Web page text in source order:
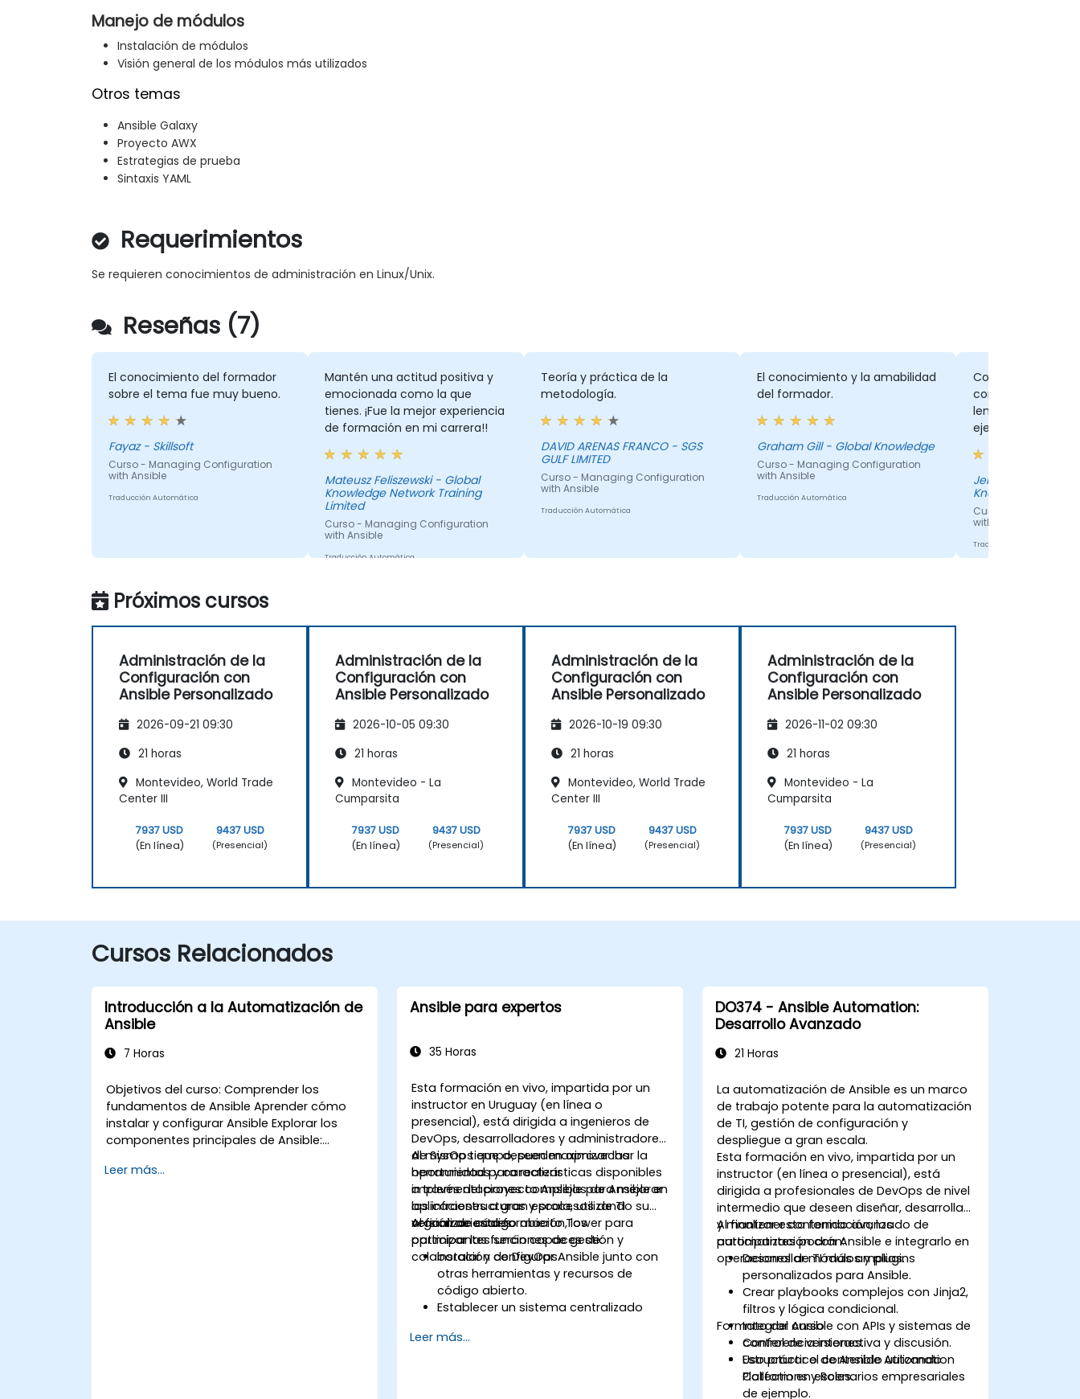
Manejo de módulos
Instalación de módulos
Visión general de los módulos más utilizados
Otros temas
Ansible Galaxy
Proyecto AWX
Estrategias de prueba
Sintaxis YAML
Requerimientos
Se requieren conocimientos de administración en Linux/Unix.
Reseñas (7)
El conocimiento del formador
sobre el tema fue muy bueno.
Fayaz - Skillsoft
Curso - Managing Configuration
with Ansible
Traducción Automática
Mantén una actitud positiva y
emocionada como la que
tienes. ¡Fue la mejor experiencia
de formación en mi carrera!!
Mateusz Feliszewski - Global
Knowledge Network Training
Limited
Curso - Managing Configuration
with Ansible
Traducción Automática
Teoría y práctica de la
metodología.
DAVID ARENAS FRANCO - SGS
GULF LIMITED
Curso - Managing Configuration
with Ansible
Traducción Automática
El conocimiento y la amabilidad
del formador.
Graham Gill - Global Knowledge
Curso - Managing Configuration
with Ansible
Traducción Automática
Comenzando
completo y
lentamente con
ejemplos
Jeroen Ledeboer -
Knowledge
Curso - Managing
with Ansible
Traducción Automática
Próximos cursos
Administración de la
Configuración con
Ansible Personalizado
2026-09-21 09:30
21 horas
Montevideo, World Trade
Center III
7937 USD
(En línea)
9437 USD
(Presencial)
Administración de la
Configuración con
Ansible Personalizado
2026-10-05 09:30
21 horas
Montevideo - La
Cumparsita
7937 USD
(En línea)
9437 USD
(Presencial)
Administración de la
Configuración con
Ansible Personalizado
2026-10-19 09:30
21 horas
Montevideo, World Trade
Center III
7937 USD
(En línea)
9437 USD
(Presencial)
Administración de la
Configuración con
Ansible Personalizado
2026-11-02 09:30
21 horas
Montevideo - La
Cumparsita
7937 USD
(En línea)
9437 USD
(Presencial)
Cursos Relacionados
Introducción a la Automatización de
Ansible
7 Horas
Objetivos del curso: Comprender los
fundamentos de Ansible Aprender cómo
instalar y configurar Ansible Explorar los
componentes principales de Ansible:
Implementar tareas de automatización
Leer más...
Ansible para expertos
35 Horas
Esta formación en vivo, impartida por un
instructor en Uruguay (en línea o
presencial), está dirigida a ingenieros de
DevOps, desarrolladores y administradores
de SysOps que deseen maximizar las
herramientas y características disponibles
a través del proyecto Ansible para mejorar
las infraestructuras y procesos de TI
organizacionales.
Al mismo tiempo, pueden aprovechar la
oportunidad para realizar
implementaciones complejas de Ansible en
aplicaciones a gran escala, utilizando su
versión de código abierto Tower para
optimizar las funciones de gestión y
colaboración de DevOps.
Al finalizar esta formación, los
participantes serán capaces de:
Instalar y configurar Ansible junto con
otras herramientas y recursos de
código abierto.
Establecer un sistema centralizado
las características del proyecto
Leer más...
DO374 - Ansible Automation:
Desarrollo Avanzado
21 Horas
La automatización de Ansible es un marco
de trabajo potente para la automatización
de TI, gestión de configuración y
despliegue a gran escala.
Esta formación en vivo, impartida por un
instructor (en línea o presencial), está
dirigida a profesionales de DevOps de nivel
intermedio que deseen diseñar, desarrollar
y mantener contenido avanzado de
automatización con Ansible e integrarlo en
operaciones de TI más amplias.
Al finalizar esta formación, los
participantes podrán:
Desarrollar módulos y plugins
personalizados para Ansible.
Crear playbooks complejos con Jinja2,
filtros y lógica condicional.
Integrar Ansible con APIs y sistemas de
control de versiones.
Estructurar el contenido utilizando
Collections y Roles.
Formato del curso
Conferencia interactiva y discusión.
Uso práctico de Ansible Automation
Platform en escenarios empresariales
de ejemplo.